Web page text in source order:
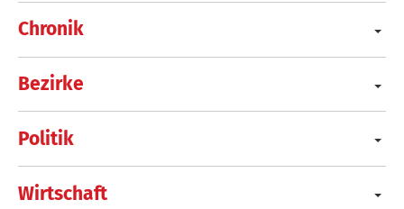
Chronik
Bezirke
Politik
Wirtschaft